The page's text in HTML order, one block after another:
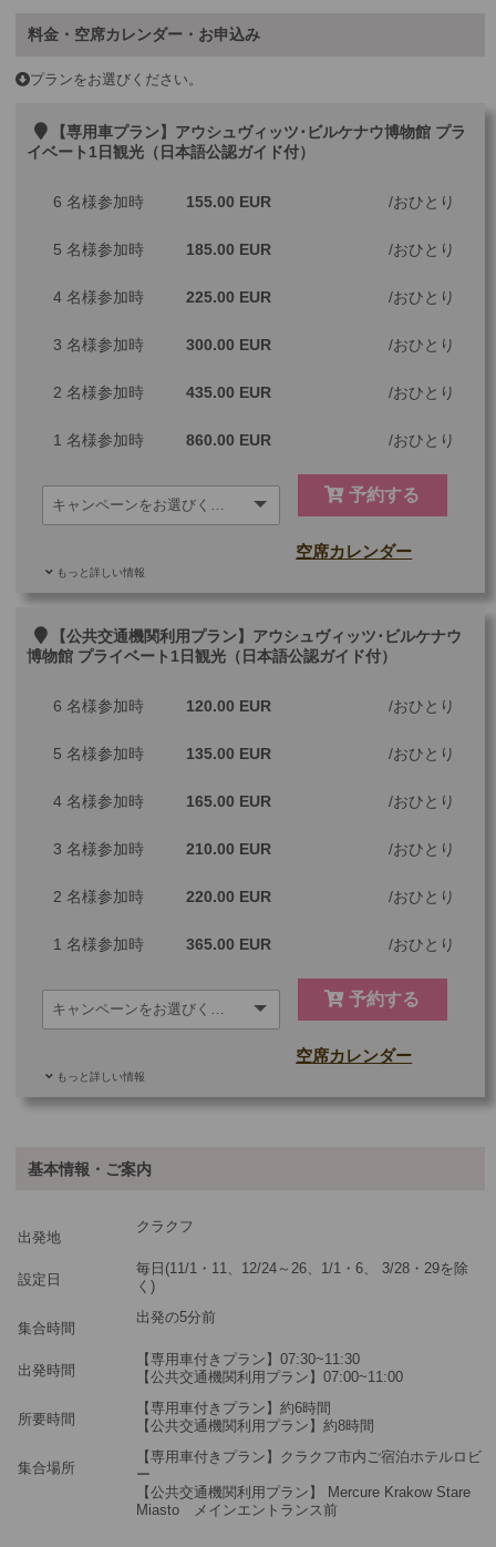
料金・空席カレンダー・お申込み
プランをお選びください。
【専用車プラン】アウシュヴィッツ･ビルケナウ博物館 プラ
イベート1日観光（日本語公認ガイド付）
6 名様参加時 155.00 EUR おひとり
5 名様参加時 185.00 EUR おひとり
4 名様参加時 225.00 EUR おひとり
3 名様参加時 300.00 EUR おひとり
2 名様参加時 435.00 EUR おひとり
1 名様参加時 860.00 EUR おひとり
予約する
もっと詳しい情報
空席カレンダー
その他
※料金：大人・子供2歳以上共通
【公共交通機関利用プラン】アウシュヴィッツ･ビルケナウ
博物館 プライベート1日観光（日本語公認ガイド付）
6 名様参加時 120.00 EUR おひとり
5 名様参加時 135.00 EUR おひとり
4 名様参加時 165.00 EUR おひとり
3 名様参加時 210.00 EUR おひとり
2 名様参加時 220.00 EUR おひとり
1 名様参加時 365.00 EUR おひとり
予約する
もっと詳しい情報
空席カレンダー
ツアーコード
基本情報・ご案内
出発地
クラクフ
設定日
毎日(11/1・11、12/24～26、1/1・6、 3/28・29を除
く)
集合時間
出発の5分前
出発時間
【専用車付きプラン】07:30~11:30
【公共交通機関利用プラン】07:00~11:00
所要時間
【専用車付きプラン】約6時間
【公共交通機関利用プラン】約8時間
集合場所
【専用車付きプラン】クラクフ市内ご宿泊ホテルロビ
ー
【公共交通機関利用プラン】 Mercure Krakow Stare
Miasto メインエントランス前